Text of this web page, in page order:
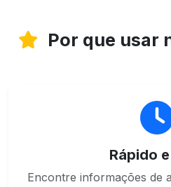
Por que usar
Rápido
Encontre informações de